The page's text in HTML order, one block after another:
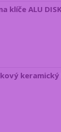
klíče ALU
keramický